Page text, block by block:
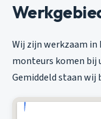
Wij zijn werkzaam in
monteurs komen bij
Gemiddeld staan wij